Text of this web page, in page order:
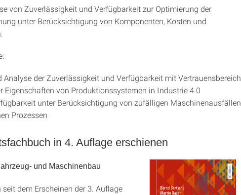
von Zuverlässigkeit und Verfügbarkeit zur Optimierung der
unter Berücksichtigung von Komponenten, Kosten und
Analyse der Zuverlässigkeit und Verfügbarkeit mit Vertrauensbereich
Eigenschaften von Produktionssystemen in Industrie 4.0
unter Berücksichtigung von zufälligen Maschinenausfällen
Prozessen
in 4. Auflage erschienen
und Maschinenbau
dem Erscheinen der 3. Auflage